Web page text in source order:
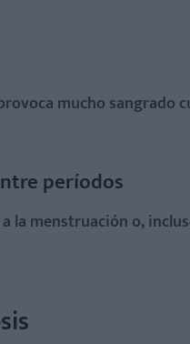
mucho sangrado
períodos
la menstruación o,